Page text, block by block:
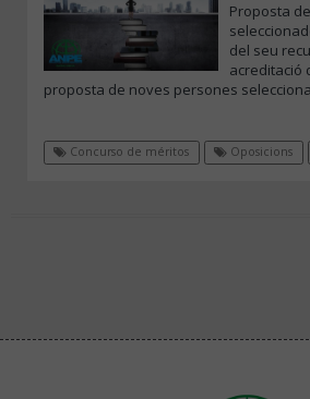
Proposta
del seu
acreditació
proposta de noves persones
Concurso de méritos Oposicions